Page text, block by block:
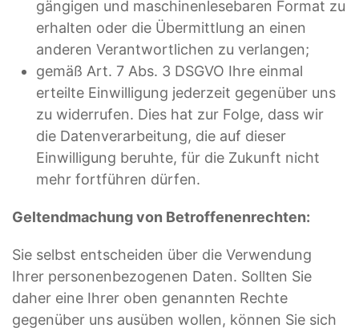
gängigen und maschinenlesebaren Format zu
erhalten oder die Übermittlung an einen
anderen Verantwortlichen zu verlangen;
gemäß Art. 7 Abs. 3 DSGVO Ihre einmal
erteilte Einwilligung jederzeit gegenüber uns
zu widerrufen. Dies hat zur Folge, dass wir
die Datenverarbeitung, die auf dieser
Einwilligung beruhte, für die Zukunft nicht
mehr fortführen dürfen.
Geltendmachung von Betroffenenrechten:
Sie selbst entscheiden über die Verwendung
Ihrer personenbezogenen Daten. Sollten Sie
daher eine Ihrer oben genannten Rechte
gegenüber uns ausüben wollen, können Sie sich